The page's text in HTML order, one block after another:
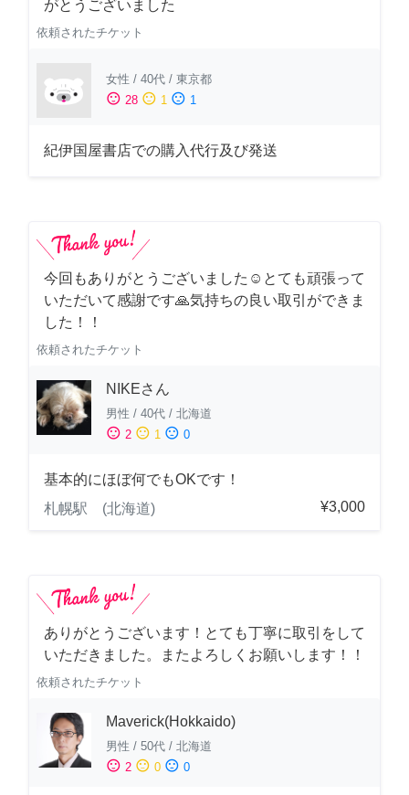
がとうございました
依頼されたチケット
女性 / 40代 / 東京都
sentiment_satisfied 28 sentiment_neutral 1 sentiment_dissatisfied 1
紀伊国屋書店での購入代行及び発送
今回もありがとうございました☺️とても頑張って
いただいて感謝です🙏気持ちの良い取引ができま
した！！
依頼されたチケット
NIKEさん
男性 / 40代 / 北海道
sentiment_satisfied 2 sentiment_neutral 1 sentiment_dissatisfied 0
基本的にほぼ何でもOKです！
札幌駅 (北海道)
¥3,000
ありがとうございます！とても丁寧に取引をして
いただきました。またよろしくお願いします！！
依頼されたチケット
Maverick(Hokkaido)
男性 / 50代 / 北海道
sentiment_satisfied 2 sentiment_neutral 0 sentiment_dissatisfied 0